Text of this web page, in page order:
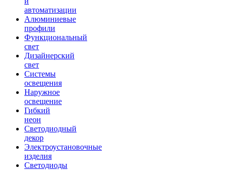
автоматизации
Алюминиевые
профили
Функциональный
свет
Дизайнерский
свет
Системы
освещения
Наружное
освещение
Гибкий
неон
Светодиодный
декор
Электроустановочные
изделия
Светодиоды